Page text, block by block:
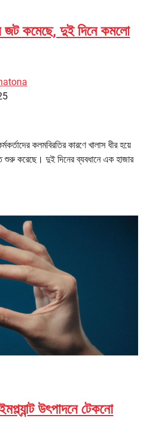
জট কমেছে, দুই দিনে কমলো
কলমবিরতির কারণে খালাস ধীর হয়ে
শুরু করেছে। দুই দিনের ব্যবধানে এক হাজার
উৎপাদনে টেকনো